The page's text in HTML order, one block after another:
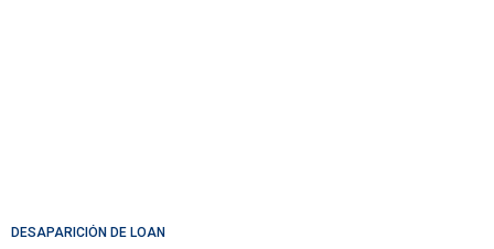
DESAPARICIÓN DE LOAN